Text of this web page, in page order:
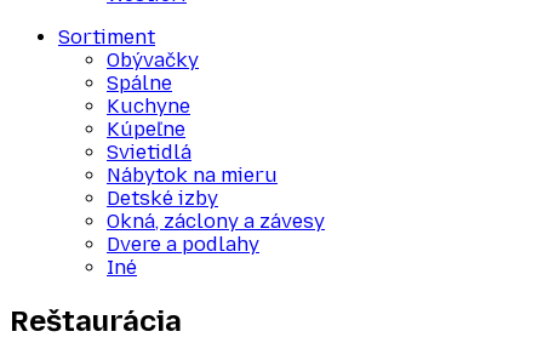
Sortiment
Obývačky
Spálne
Kuchyne
Kúpeľne
Svietidlá
Nábytok na mieru
Detské izby
Okná, záclony a závesy
Dvere a podlahy
Iné
Reštaurácia